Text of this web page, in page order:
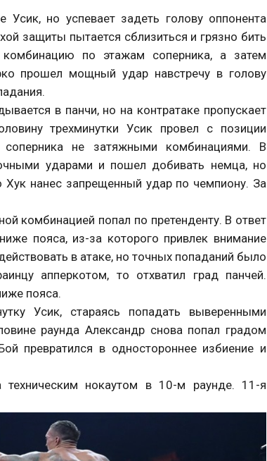
но успевает задеть голову оппонента
защиты пытается сблизиться и грязно бить
по этажам соперника, а затем
прошел мощный удар навстречу в голову
в панчи, но на контратаке пропускает
трехминутки Усик провел с позиции
соперника не затяжными комбинациями. В
ударами и пошел добивать немца, но
Хук нанес запрещенный удар по чемпиону. За
комбинацией попал по претенденту. В ответ
пояса, из-за которого привлек внимание
в атаке, но точных попаданий было
апперкотом, то отхватил град панчей.
пояса.
Усик, стараясь попадать выверенными
раунда Александр снова попал градом
превратился в одностороннее избиение и
нокаутом в 10-м раунде. 11-я